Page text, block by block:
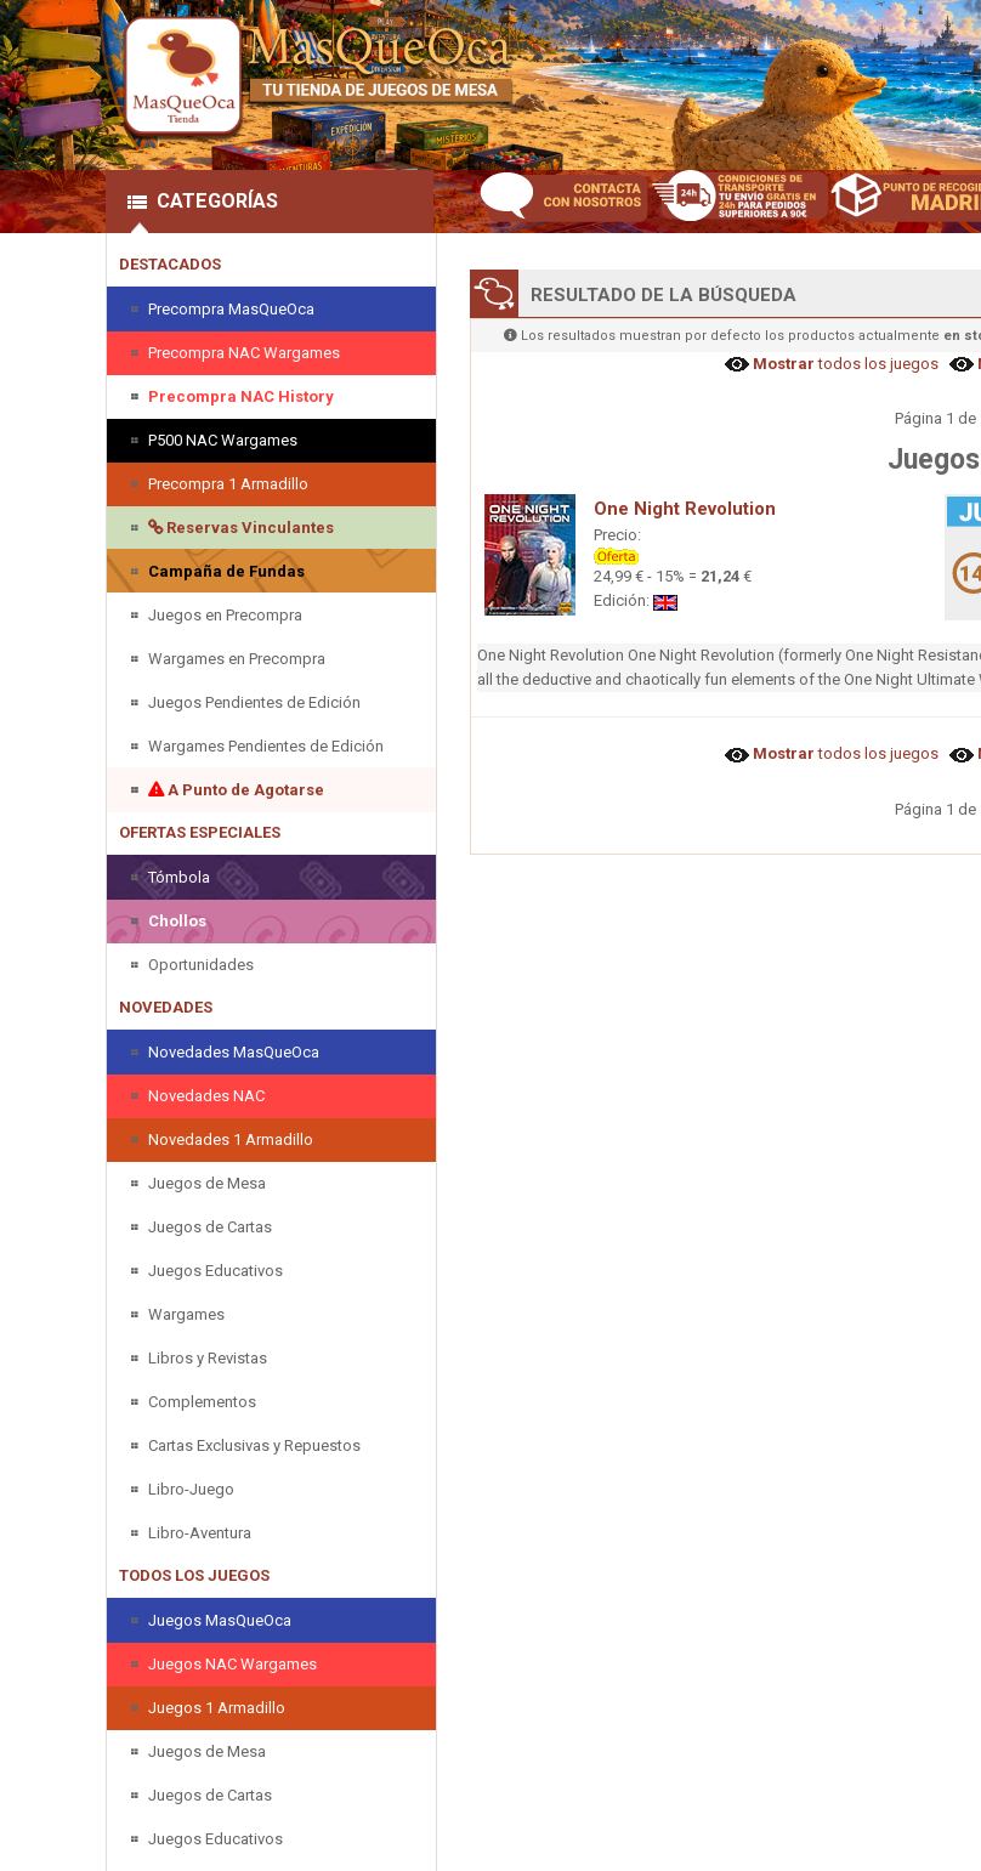
CATEGORÍAS
DESTACADOS
Precompra MasQueOca
Precompra NAC Wargames
Precompra NAC History
P500 NAC Wargames
Precompra 1 Armadillo
Reservas Vinculantes
Campaña de Fundas
Juegos en Precompra
Wargames en Precompra
Juegos Pendientes de Edición
Wargames Pendientes de Edición
A Punto de Agotarse
OFERTAS ESPECIALES
Tómbola
Chollos
Oportunidades
NOVEDADES
Novedades MasQueOca
Novedades NAC
Novedades 1 Armadillo
Juegos de Mesa
Juegos de Cartas
Juegos Educativos
Wargames
Libros y Revistas
Complementos
Cartas Exclusivas y Repuestos
Libro-Juego
Libro-Aventura
TODOS LOS JUEGOS
Juegos MasQueOca
Juegos NAC Wargames
Juegos 1 Armadillo
Juegos de Mesa
Juegos de Cartas
Juegos Educativos
RESULTADO DE LA BÚSQUEDA
Los resultados muestran por defecto los productos actualmente en
Mostrar todos los juegos
Página 1
One Night Revolution
Precio:
24,99 € - 15% = 21,24 €
Edición:
One Night Revolution One Night Revolution (formerly One Night
all the deductive and chaotically fun elements of the One Night
Mostrar todos los juegos
Página 1